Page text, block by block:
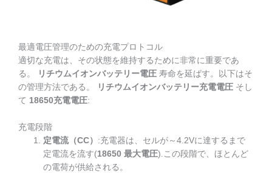
最適電圧管理のための充電プロトコル
適切な充電は、その状態を維持するために非常に重要であ
る。
リチウムイオンバッテリー電圧 寿命を延ばす。以下はそ
の管理方法である。
リチウムイオンバッテリー充電電圧 そし
て 18650充電電圧:
充電段階
定電流（CC） :充電器は、セルが～4.2Vに達するまで
定電流を流す(18650 最大電圧).この段階で、ほとんど
の電荷が供給される。